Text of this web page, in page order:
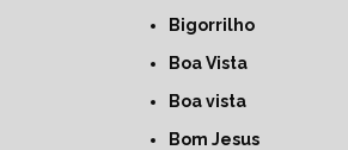
Bigorrilho
Boa Vista
Boa vista
Bom Jesus